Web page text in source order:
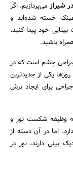
شیراز می‌پردازیم. اگر
خسته شده‌اید و
خود پیدا کنید،
باشید.
چشم است که در
یکی از جدیدترین
برای ایجاد برش
وظیفه شکست نور و
اما در آن دسته از
بینی دارند، نور در